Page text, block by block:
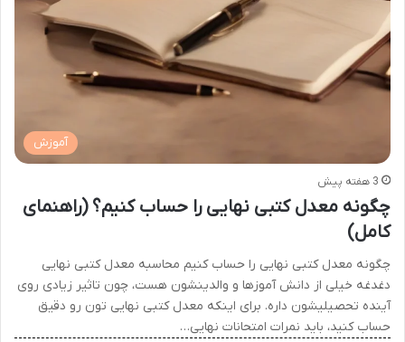
آموزش
3 هفته پیش
چگونه معدل کتبی نهایی را حساب کنیم؟ (راهنمای
کامل)
چگونه معدل کتبی نهایی را حساب کنیم محاسبه معدل کتبی نهایی
دغدغه خیلی از دانش آموزها و والدینشون هست، چون تاثیر زیادی روی
آینده تحصیلیشون داره. برای اینکه معدل کتبی نهایی تون رو دقیق
حساب کنید، باید نمرات امتحانات نهایی…